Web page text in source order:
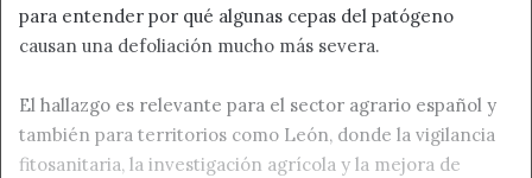
para entender por qué algunas cepas del patógeno
causan una defoliación mucho más severa.
El hallazgo es relevante para el sector agrario español y
también para territorios como León, donde la vigilancia
fitosanitaria, la investigación agrícola y la mejora de